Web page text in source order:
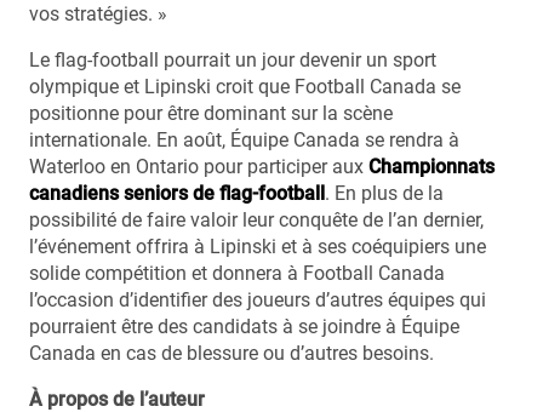
vos stratégies. »
Le flag-football pourrait un jour devenir un sport
olympique et Lipinski croit que Football Canada se
positionne pour être dominant sur la scène
internationale. En août, Équipe Canada se rendra à
Waterloo en Ontario pour participer aux Championnats
canadiens seniors de flag-football. En plus de la
possibilité de faire valoir leur conquête de l’an dernier,
l’événement offrira à Lipinski et à ses coéquipiers une
solide compétition et donnera à Football Canada
l’occasion d’identifier des joueurs d’autres équipes qui
pourraient être des candidats à se joindre à Équipe
Canada en cas de blessure ou d’autres besoins.
À propos de l’auteur